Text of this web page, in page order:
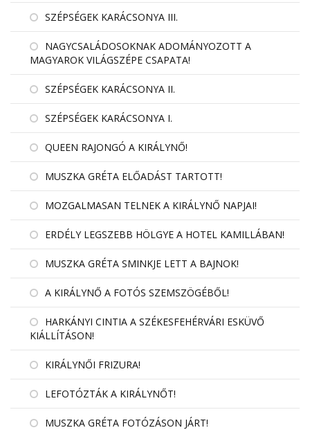
SZÉPSÉGEK KARÁCSONYA III.
NAGYCSALÁDOSOKNAK ADOMÁNYOZOTT A
MAGYAROK VILÁGSZÉPE CSAPATA!
SZÉPSÉGEK KARÁCSONYA II.
SZÉPSÉGEK KARÁCSONYA I.
QUEEN RAJONGÓ A KIRÁLYNŐ!
MUSZKA GRÉTA ELŐADÁST TARTOTT!
MOZGALMASAN TELNEK A KIRÁLYNŐ NAPJAI!
ERDÉLY LEGSZEBB HÖLGYE A HOTEL KAMILLÁBAN!
MUSZKA GRÉTA SMINKJE LETT A BAJNOK!
A KIRÁLYNŐ A FOTÓS SZEMSZÖGÉBŐL!
HARKÁNYI CINTIA A SZÉKESFEHÉRVÁRI ESKÜVŐ
KIÁLLÍTÁSON!
KIRÁLYNŐI FRIZURA!
LEFOTÓZTÁK A KIRÁLYNŐT!
MUSZKA GRÉTA FOTÓZÁSON JÁRT!